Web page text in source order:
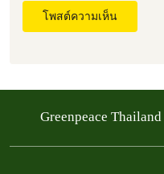
โพสต์ความเห็น
Greenpeace Thailand